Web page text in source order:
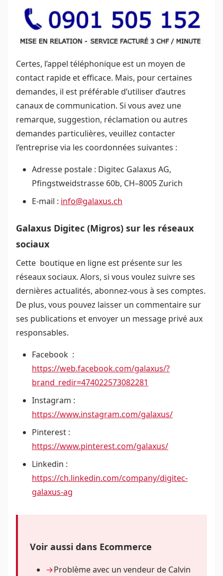
Certes, l’appel téléphonique est un moyen de
contact rapide et efficace. Mais, pour certaines
demandes, il est préférable d’utiliser d’autres
canaux de communication. Si vous avez une
remarque, suggestion, réclamation ou autres
demandes particulières, veuillez contacter
l’entreprise via les coordonnées suivantes :
Adresse postale : Digitec Galaxus AG,
Pfingstweidstrasse 60b, CH–8005 Zurich
E-mail : info@galaxus.ch
Galaxus Digitec (Migros) sur les réseaux
sociaux
Cette boutique en ligne est présente sur les
réseaux sociaux. Alors, si vous voulez suivre ses
dernières actualités, abonnez-vous à ses comptes.
De plus, vous pouvez laisser un commentaire sur
ses publications et envoyer un message privé aux
responsables.
Facebook :
https://web.facebook.com/galaxus/?
brand_redir=474022573082281
Instagram :
https://www.instagram.com/galaxus/
Pinterest :
https://www.pinterest.com/galaxus/
Linkedin :
https://ch.linkedin.com/company/digitec-
galaxus-ag
Voir aussi dans Ecommerce
Problème avec un vendeur de Calvin